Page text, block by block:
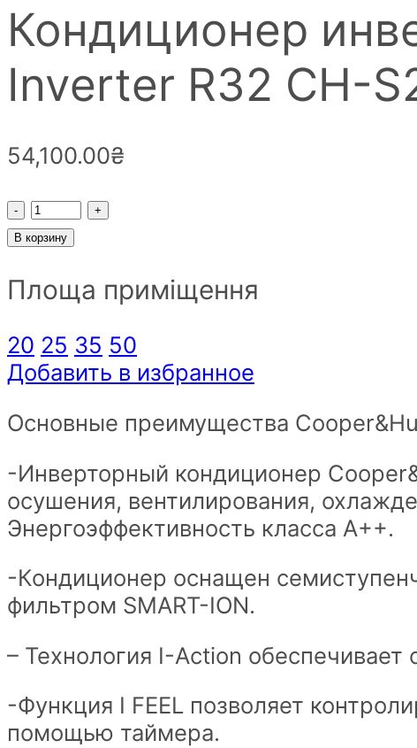
Кондиционер
Inverter R32 CH-
54,100.00₴
Кондиционер
инверторный
Veritas
R32
CH-
NG
70квм
quantity
В корзину
Площа приміщення
20 25 35 50
Добавить в избранное
Основные преимущества
-Инверторный кондиционер
осушения, вентилирования,
Энергоэффективность класса А++.
-Кондиционер оснащен
фильтром SMART-ION.
– Технология I-Action обеспечивает
-Функция I FEEL позволяет
помощью таймера.